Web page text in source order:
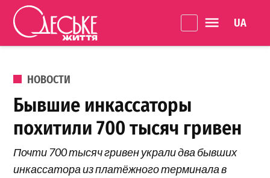
Перейти к содержанию
життя
ОПУБЛИКОВАНО В
НОВОСТИ
Бывшие инкассаторы
похитили 700 тысяч гривен
Почти 700 тысяч гривен украли два бывших
инкассатора из платёжного терминала в